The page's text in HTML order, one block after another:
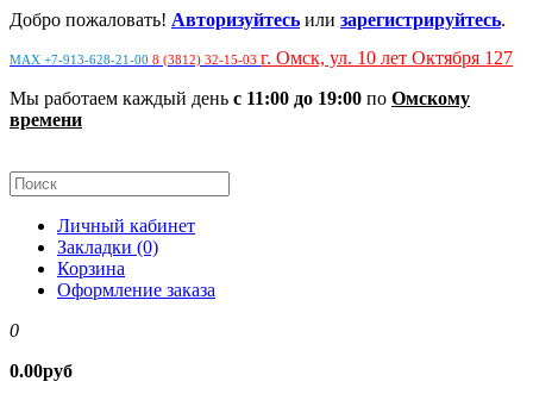
Добро пожаловать! Авторизуйтесь или зарегистрируйтесь.
MAX +7-913-628-21-00 8 (3812) 32-15-03 г. Омск, ул. 10 лет Октября 127
Мы работаем каждый день с 11:00 до 19:00 по Омскому
времени
Личный кабинет
Закладки (0)
Корзина
Оформление заказа
0
0.00руб